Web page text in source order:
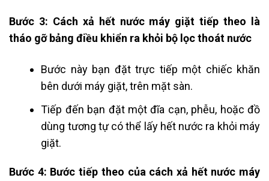
Bước 3: Cách xả hết nước máy giặt tiếp theo là
tháo gỡ bảng điều khiển ra khỏi bộ lọc thoát nước
Bước này bạn đặt trực tiếp một chiếc khăn
bên dưới máy giặt, trên mặt sàn.
Tiếp đến bạn đặt một đĩa cạn, phễu, hoặc đồ
dùng tương tự có thể lấy hết nước ra khỏi máy
giặt.
Bước 4: Bước tiếp theo của cách xả hết nước máy